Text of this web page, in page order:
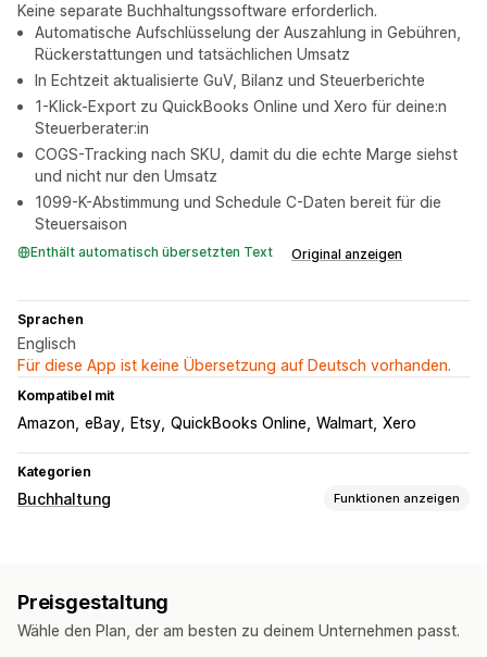
Keine separate Buchhaltungssoftware erforderlich.
Automatische Aufschlüsselung der Auszahlung in Gebühren,
Rückerstattungen und tatsächlichen Umsatz
In Echtzeit aktualisierte GuV, Bilanz und Steuerberichte
1-Klick-Export zu QuickBooks Online und Xero für deine:n
Steuerberater:in
COGS-Tracking nach SKU, damit du die echte Marge siehst
und nicht nur den Umsatz
1099-K-Abstimmung und Schedule C-Daten bereit für die
Steuersaison
Enthält automatisch übersetzten Text Original anzeigen
Sprachen
Englisch
Für diese App ist keine Übersetzung auf Deutsch vorhanden.
Kompatibel mit
Amazon eBay Etsy QuickBooks Online Walmart Xero
Kategorien
Buchhaltung Funktionen anzeigen
Umsatzsteuer Benutzerdefinierte Berichte
Preisgestaltung
Wähle den Plan, der am besten zu deinem Unternehmen passt.